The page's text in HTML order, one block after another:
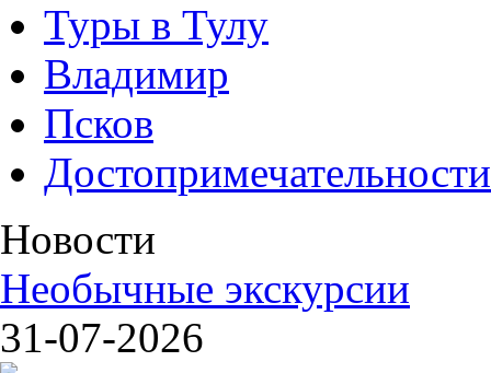
Туры в Тулу
Владимир
Псков
Достопримечательности
Новости
Необычные экскурсии
31-07-2026